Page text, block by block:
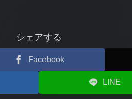
シェアする
Facebook
LINE